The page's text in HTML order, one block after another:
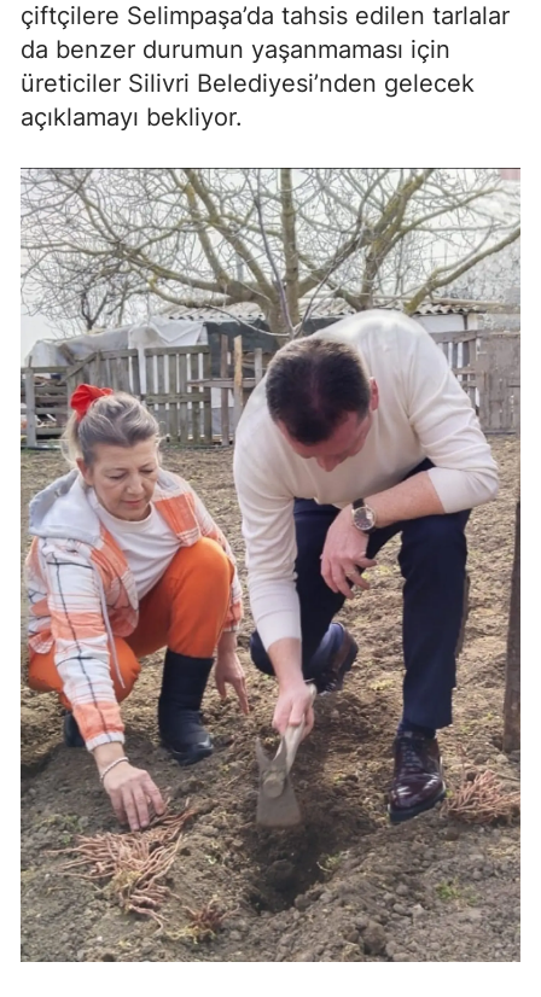
çiftçilere Selimpaşa’da tahsis edilen tarlalar
da benzer durumun yaşanmaması için
üreticiler Silivri Belediyesi’nden gelecek
açıklamayı bekliyor.